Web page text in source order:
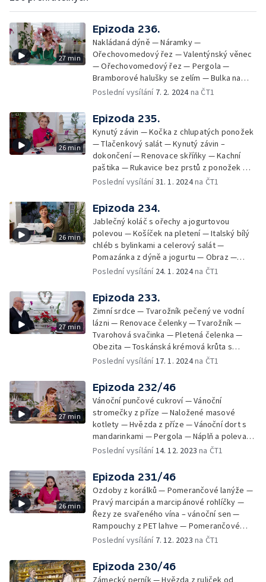
27 min
Epizoda 236.
Nakládaná dýně — Náramky —
Ořechovomedový řez — Valentýnský věnec
— Ořechovomedový řez — Pergola —
Bramborové halušky se zelím — Bulka na
hamburger — Srdíčkové zápichy — Bulka na
švestková majonéza, jogurtové placky a
hamburgery — Kroužky na ubrousky —
Soutěž
Poslední vysílání 7. 2. 2024na ČT1
26 min
Epizoda 235.
Kynutý závin — Kočka z chlupatých ponožek
— Tlačenkový salát — Kynutý závin –
dokončení — Renovace skříňky — Kachní
paštika — Rukavice bez prstů z ponožek —
Dekorace s hyacinty — Kachní játra v
Soutěž
Poslední vysílání31. 1. 2024na ČT1
26 min
Epizoda 234.
Jablečný koláč s ořechy a jogurtovou
polevou — Košíček na pletení — Italský bílý
chléb s bylinkami a celerový salát —
Pomazánka z dýně a jogurtu — Obraz —
Jogurtová poleva na koláč — Krevní testy —
Poslední vysílání 24. 1. 2024na ČT1
27 min
Epizoda 233.
Zimní srdce — Tvarožník pečený ve vodní
lázni — Renovace čelenky — Tvarožník —
Tvarohová svačinka — Pletená čelenka —
Obezita — Toskánská krémová krůta s
česnekovou smetanovou omáčkou —
Poslední vysílání17. 1. 2024na ČT1
27 min
Epizoda 232/46
Vánoční punčové cukroví — Vánoční
stromečky z příze — Naložené masové
kotlety — Hvězda z příze — Vánoční dort s
mandarinkami — Pergola — Náplň a poleva
punčových srdíček — Vánoční dort s
Naložené masové kuličky, utopená
novoroční prasátka, nakládané sýry a
salámová pomazánka — Skřítci — Vánoční
dort s mandarinkami – dokončení —
Stahovací legíny a zdobení dárků — Soutěž
Poslední vysílání14. 12. 2023 na ČT1
26 min
Epizoda 231/46
Ozdoby z korálků — Pomerančové lanýže —
Pravý marcipán a marcipánové rohlíčky —
Řezy ze svařeného vína – vánoční sen —
Rampouchy z PET lahve — Pomerančové
lanýže a marcipánové rohlíčky + poleva na
chilli omáčka — Dárky — Životní pojištění —
Soutěž
Poslední vysílání 7. 12. 2023 na ČT1
Epizoda 230/46
Zámecký perník — Hvězda z ruliček od